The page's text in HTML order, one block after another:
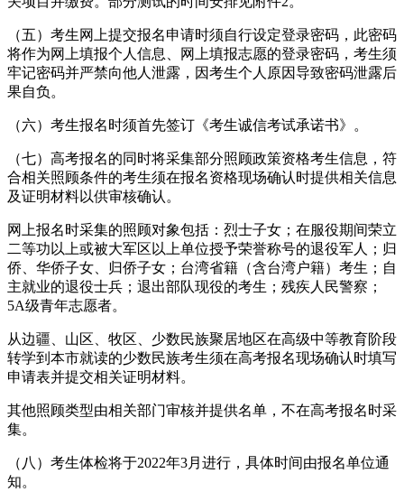
（五）考生网上提交报名申请时须自行设定登录密码，此密码
将作为网上填报个人信息、网上填报志愿的登录密码，考生须
牢记密码并严禁向他人泄露，因考生个人原因导致密码泄露后
果自负。
（六）考生报名时须首先签订《考生诚信考试承诺书》。
（七）高考报名的同时将采集部分照顾政策资格考生信息，符
合相关照顾条件的考生须在报名资格现场确认时提供相关信息
及证明材料以供审核确认。
网上报名时采集的照顾对象包括：烈士子女；在服役期间荣立
二等功以上或被大军区以上单位授予荣誉称号的退役军人；归
侨、华侨子女、归侨子女；台湾省籍（含台湾户籍）考生；自
主就业的退役士兵；退出部队现役的考生；残疾人民警察；
5A级青年志愿者。
从边疆、山区、牧区、少数民族聚居地区在高级中等教育阶段
转学到本市就读的少数民族考生须在高考报名现场确认时填写
申请表并提交相关证明材料。
其他照顾类型由相关部门审核并提供名单，不在高考报名时采
集。
（八）考生体检将于2022年3月进行，具体时间由报名单位通
知。